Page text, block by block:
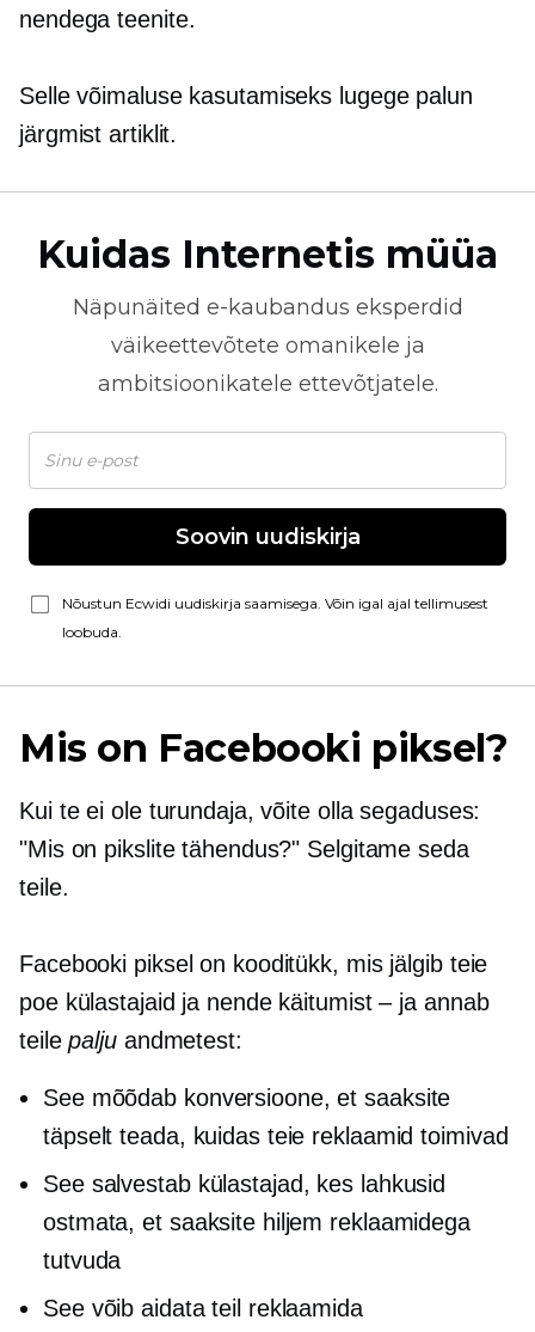
nendega teenite.
Selle võimaluse kasutamiseks lugege palun
järgmist artiklit.
Kuidas Internetis müüa
Näpunäited e-kaubandus eksperdid
väikeettevõtete omanikele ja
ambitsioonikatele ettevõtjatele.
Soovin uudiskirja
Nõustun Ecwidi uudiskirja saamisega. Võin igal ajal tellimusest
loobuda.
Mis on Facebooki piksel?
Kui te ei ole turundaja, võite olla segaduses:
"Mis on pikslite tähendus?" Selgitame seda
teile.
Facebooki piksel on kooditükk, mis jälgib teie
poe külastajaid ja nende käitumist – ja annab
teilepaljuandmetest:
See mõõdab konversioone, et saaksite
täpselt teada, kuidas teie reklaamid toimivad
See salvestab külastajad, kes lahkusid
ostmata, et saaksite hiljem reklaamidega
tutvuda
See võib aidata teil reklaamida